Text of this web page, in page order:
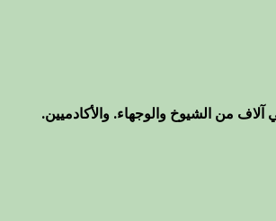
آلاف من الشيوخ والوجهاء. والأكادميين.